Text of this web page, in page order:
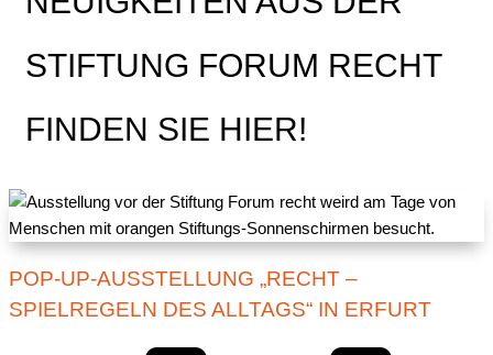
STIFTUNG FORUM RECHT
FINDEN SIE HIER!
POP-UP-AUSSTELLUNG „RECHT –
SPIELREGELN DES ALLTAGS“ IN ERFURT